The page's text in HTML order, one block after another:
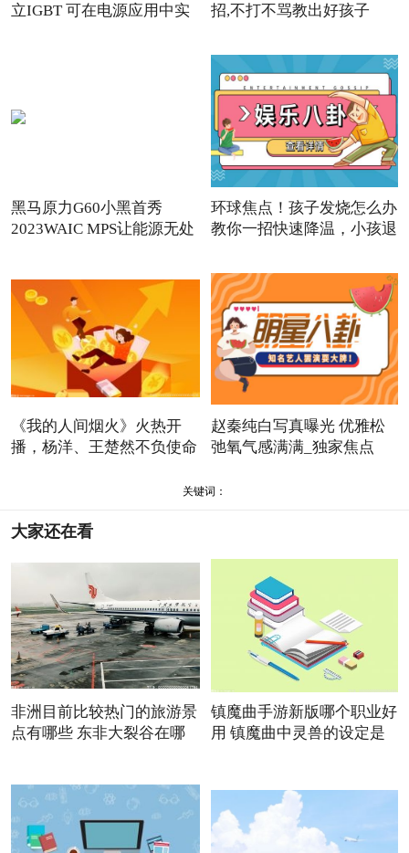
立IGBT 可在电源应用中实
招,不打不骂教出好孩子
黑马原力G60小黑首秀
2023WAIC MPS让能源无处
环球焦点！孩子发烧怎么办
教你一招快速降温，小孩退
《我的人间烟火》火热开
播，杨洋、王楚然不负使命
赵秦纯白写真曝光 优雅松
弛氧气感满满_独家焦点
关键词：
大家还在看
非洲目前比较热门的旅游景
点有哪些 东非大裂谷在哪
镇魔曲手游新版哪个职业好
用 镇魔曲中灵兽的设定是